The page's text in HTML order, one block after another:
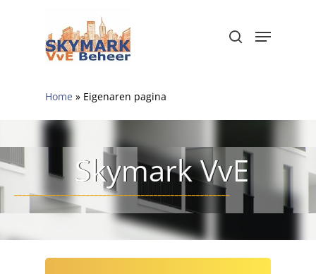
search
Menu
Home » Eigenaren pagina
___________________________________________________
Skymark VvE